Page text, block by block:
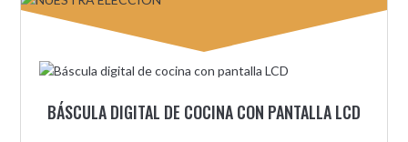
BÁSCULA DIGITAL DE COCINA CON PANTALLA LCD